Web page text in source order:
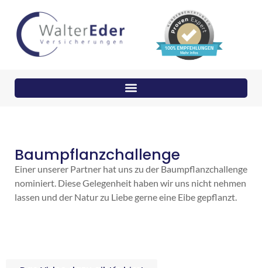
Baumpflanzchallenge
Einer unserer Partner hat uns zu der Baumpflanzchallenge
nominiert. Diese Gelegenheit haben wir uns nicht nehmen
lassen und der Natur zu Liebe gerne eine Eibe gepflanzt.